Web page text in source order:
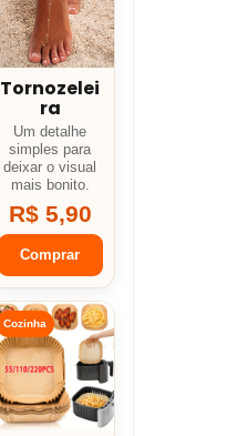
Tornozelei
ra
Um detalhe
simples para
deixar o visual
mais bonito.
R$ 5,90
Comprar
Cozinha